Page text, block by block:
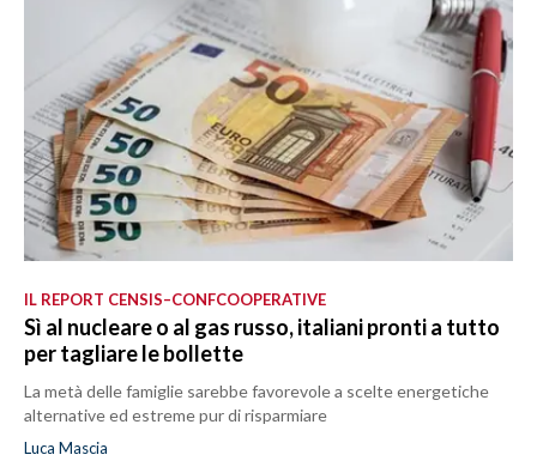
IL REPORT CENSIS–CONFCOOPERATIVE
Sì al nucleare o al gas russo, italiani pronti a tutto
per tagliare le bollette
La metà delle famiglie sarebbe favorevole a scelte energetiche
alternative ed estreme pur di risparmiare
Luca Mascia